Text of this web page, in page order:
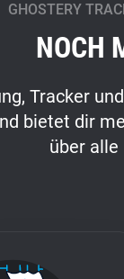
GHOSTERY
NOCH
Tracker
bietet dir
über alle